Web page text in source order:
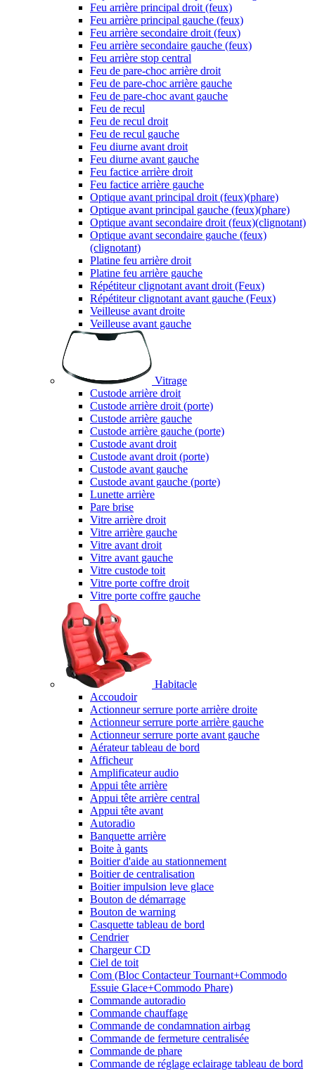
Feu arrière principal droit (feux)
Feu arrière principal gauche (feux)
Feu arrière secondaire droit (feux)
Feu arrière secondaire gauche (feux)
Feu arrière stop central
Feu de pare-choc arrière droit
Feu de pare-choc arrière gauche
Feu de pare-choc avant gauche
Feu de recul
Feu de recul droit
Feu de recul gauche
Feu diurne avant droit
Feu diurne avant gauche
Feu factice arrière droit
Feu factice arrière gauche
Optique avant principal droit (feux)(phare)
Optique avant principal gauche (feux)(phare)
Optique avant secondaire droit (feux)(clignotant)
Optique avant secondaire gauche (feux)
(clignotant)
Platine feu arrière droit
Platine feu arrière gauche
Répétiteur clignotant avant droit (Feux)
Répétiteur clignotant avant gauche (Feux)
Veilleuse avant droite
Veilleuse avant gauche
Vitrage
Custode arrière droit
Custode arrière droit (porte)
Custode arrière gauche
Custode arrière gauche (porte)
Custode avant droit
Custode avant droit (porte)
Custode avant gauche
Custode avant gauche (porte)
Lunette arrière
Pare brise
Vitre arrière droit
Vitre arrière gauche
Vitre avant droit
Vitre avant gauche
Vitre custode toit
Vitre porte coffre droit
Vitre porte coffre gauche
Habitacle
Accoudoir
Actionneur serrure porte arrière droite
Actionneur serrure porte arrière gauche
Actionneur serrure porte avant gauche
Aérateur tableau de bord
Afficheur
Amplificateur audio
Appui tête arrière
Appui tête arrière central
Appui tête avant
Autoradio
Banquette arrière
Boite à gants
Boitier d'aide au stationnement
Boitier de centralisation
Boitier impulsion leve glace
Bouton de démarrage
Bouton de warning
Casquette tableau de bord
Cendrier
Chargeur CD
Ciel de toit
Com (Bloc Contacteur Tournant+Commodo
Essuie Glace+Commodo Phare)
Commande autoradio
Commande chauffage
Commande de condamnation airbag
Commande de fermeture centralisée
Commande de phare
Commande de réglage eclairage tableau de bord